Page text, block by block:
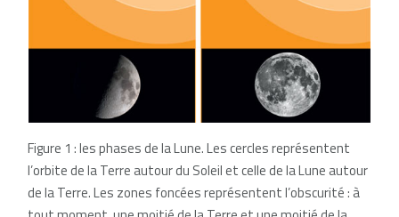
Figure 1 : les phases de la Lune. Les cercles représentent
l’orbite de la Terre autour du Soleil et celle de la Lune autour
de la Terre. Les zones foncées représentent l’obscurité : à